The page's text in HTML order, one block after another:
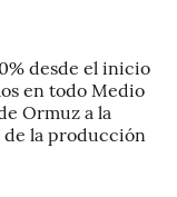
desde el inicio
en todo Medio
Ormuz a la
de la producción